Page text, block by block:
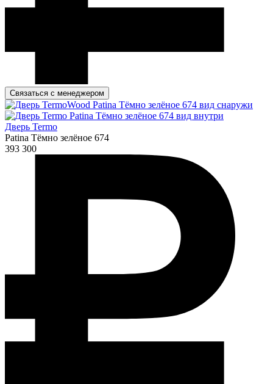
Связаться с менеджером
Дверь Termo
Patina Тёмно зелёное 674
393 300